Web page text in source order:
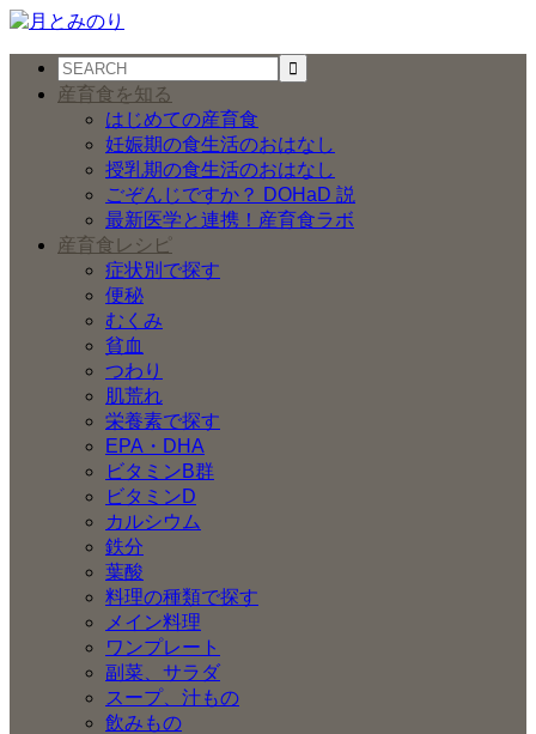
産育食を知る
はじめての産育食
妊娠期の食生活のおはなし
授乳期の食生活のおはなし
ごぞんじですか？ DOHaD 説
最新医学と連携！産育食ラボ
産育食レシピ
症状別で探す
便秘
むくみ
貧血
つわり
肌荒れ
栄養素で探す
EPA・DHA
ビタミンB群
ビタミンD
カルシウム
鉄分
葉酸
料理の種類で探す
メイン料理
ワンプレート
副菜、サラダ
スープ、汁もの
飲みもの